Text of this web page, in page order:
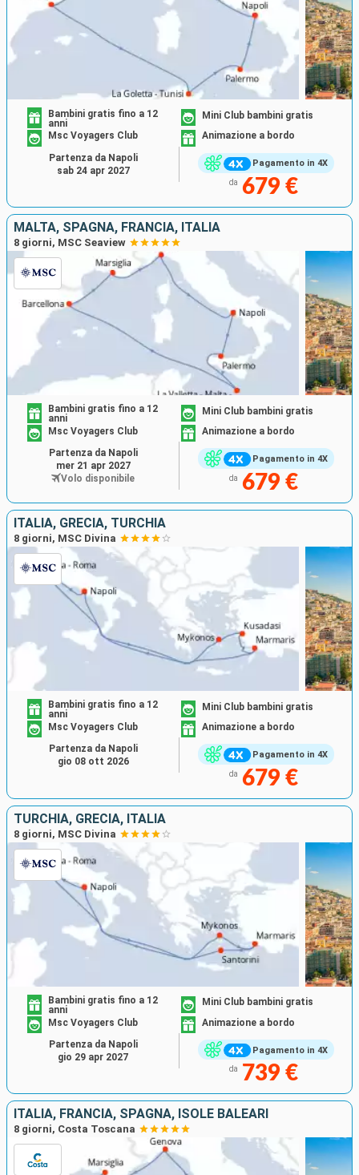
Pagamento in 4X
Bambini gratis fino a 12
anni
Mini Club bambini gratis
Msc Voyagers Club
Animazione a bordo
da 679 €
Partenza da Napoli
sab 24 apr 2027
MALTA, SPAGNA, FRANCIA, ITALIA
8 giorni, MSC Seaview
Pagamento in 4X
Bambini gratis fino a 12
anni
Mini Club bambini gratis
Msc Voyagers Club
Animazione a bordo
da 679 €
Partenza da Napoli
mer 21 apr 2027
Volo disponibile
ITALIA, GRECIA, TURCHIA
8 giorni, MSC Divina
Pagamento in 4X
Bambini gratis fino a 12
anni
Mini Club bambini gratis
Msc Voyagers Club
Animazione a bordo
da 679 €
Partenza da Napoli
gio 08 ott 2026
TURCHIA, GRECIA, ITALIA
8 giorni, MSC Divina
Pagamento in 4X
Bambini gratis fino a 12
anni
Mini Club bambini gratis
Msc Voyagers Club
Animazione a bordo
da 739 €
Partenza da Napoli
gio 29 apr 2027
ITALIA, FRANCIA, SPAGNA, ISOLE BALEARI
8 giorni, Costa Toscana